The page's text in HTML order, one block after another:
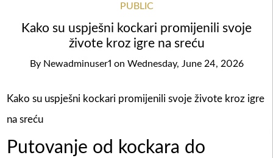
PUBLIC
Kako su uspješni kockari promijenili svoje
živote kroz igre na sreću
By Newadminuser1 on Wednesday, June 24, 2026
Kako su uspješni kockari promijenili svoje živote kroz igre
na sreću
Putovanje od kockara do